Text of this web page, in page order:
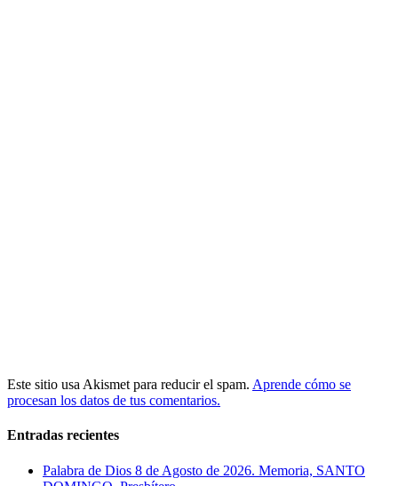
Este sitio usa Akismet para reducir el spam. Aprende cómo se
procesan los datos de tus comentarios.
Entradas recientes
Palabra de Dios 8 de Agosto de 2026. Memoria, SANTO